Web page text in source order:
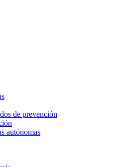
de prevención
autónomas